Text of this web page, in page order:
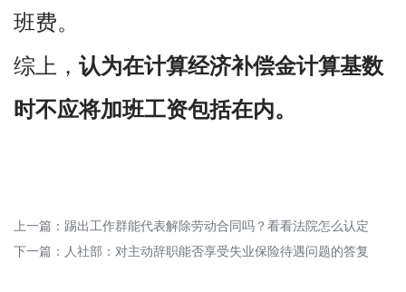
班费。
综上， 认为在计算经济补偿金计算基数
时不应将加班工资包括在内。
上一篇： 踢出工作群能代表解除劳动合同吗？看看法院怎么认定
下一篇： 人社部：对主动辞职能否享受失业保险待遇问题的答复